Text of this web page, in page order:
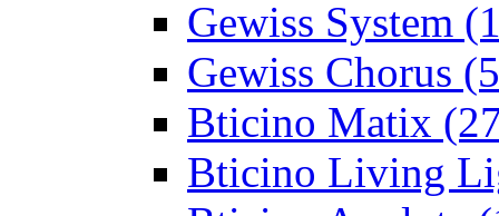
Gewiss System
Gewiss Chorus
Bticino Matix
Bticino Living